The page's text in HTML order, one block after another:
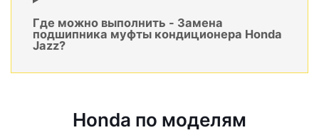
Где можно выполнить - Замена
подшипника муфты кондиционера Honda
Jazz?
Honda по моделям